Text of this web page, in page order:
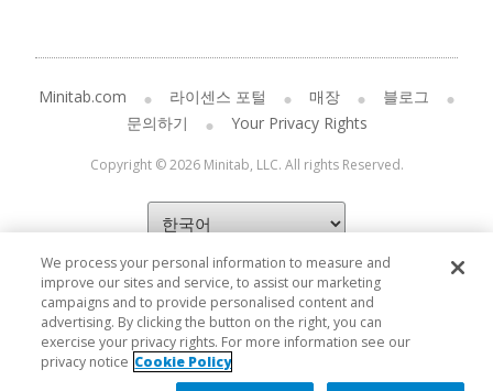
Minitab.com 라이센스 포털 매장
블로그
문의하기
Your Privacy Rights
Copyright © 2026 Minitab, LLC. All rights Reserved.
We process your personal information to measure and
improve our sites and service, to assist our marketing
campaigns and to provide personalised content and
advertising. By clicking the button on the right, you can
exercise your privacy rights. For more information see our
privacy notice Cookie Policy